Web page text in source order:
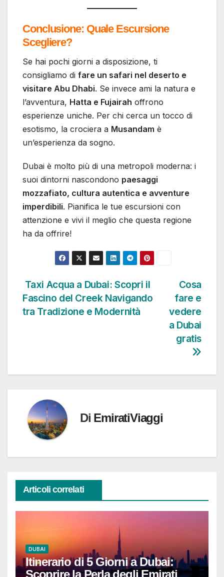
Conclusione: Quale Escursione
Scegliere?
Se hai pochi giorni a disposizione, ti
consigliamo di fare un safari nel deserto e
visitare Abu Dhabi. Se invece ami la natura e
l’avventura, Hatta e Fujairah offrono
esperienze uniche. Per chi cerca un tocco di
esotismo, la crociera a Musandam è
un’esperienza da sogno.
Dubai è molto più di una metropoli moderna: i
suoi dintorni nascondono paesaggi
mozzafiato, cultura autentica e avventure
imperdibili. Pianifica le tue escursioni con
attenzione e vivi il meglio che questa regione
ha da offrire!
Navigazione
articoli
Cosa
fare e
vedere
a Dubai
gratis
Taxi Acqua a Dubai: Scopri il
Fascino del Creek Navigando
tra Tradizione e Modernità
Di EmiratiViaggi
Articoli correlati
DUBAI
Itinerario di 5 Giorni a Dubai: